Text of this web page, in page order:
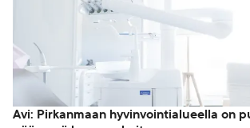
Avi: Pirkanmaan hyvinvointialueella on